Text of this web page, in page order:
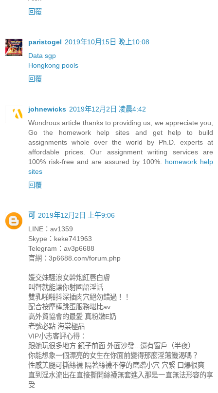
回覆
paristogel 2019年10月15日 晚上10:08
Data sgp
Hongkong pools
回覆
johnewicks 2019年12月2日 凌晨4:42
Wondrous article thanks to providing us, we appreciate you,
Go the homework help sites and get help to build
assignments whole over the world by Ph.D. experts at
affordable prices. Our assignment writing services are
100% risk-free and are assured by 100%. homework help
sites
回覆
可
2019年12月2日 上午9:06
LINE：av1359
Skype：keke741963
Telegram：av3p6688
官網：3p6688.com/forum.php
媛交妹騷浪女幹炮紅唇白膚
叫聲就能讓你射國語淫話
雙乳啪啪抖深插肉穴絕勿錯過！！
配合按摩棒跳蛋服務堪比av
高外貿協會的最愛 真粉嫩E奶
老號必點 海棠極品
VIP小志客評心得：
跟她玩很多地方 鏡子前面 外面沙發...還有窗戶（半夜）
你能想象一個漂亮的女生在你面前變得那麼淫蕩饑渴嗎？
性感美腿可撕絲襪 隔著絲襪不停的磨蹭小穴 穴緊 口爆很爽
直到淫水流出在直接撕開絲襪無套進入那是一直無法形容的享
受